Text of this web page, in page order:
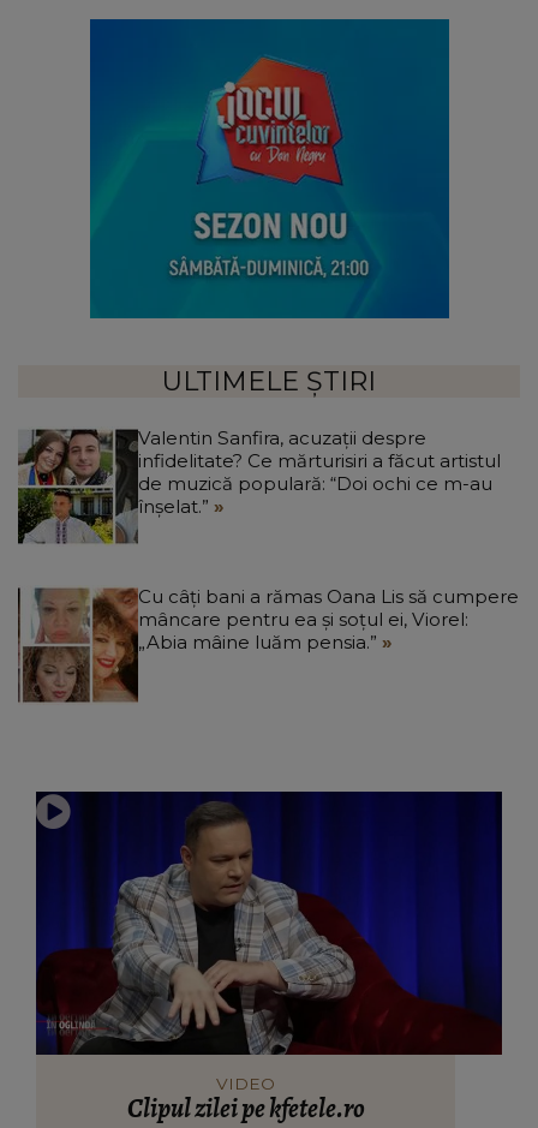
ULTIMELE ȘTIRI
Valentin Sanfira, acuzații despre
infidelitate? Ce mărturisiri a făcut artistul
de muzică populară: “Doi ochi ce m-au
înșelat.”
Cu câți bani a rămas Oana Lis să cumpere
mâncare pentru ea și soțul ei, Viorel:
„Abia mâine luăm pensia.”
VIDEO
Clipul zilei pe kfetele.ro